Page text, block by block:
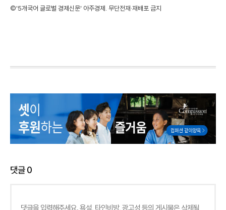
©'5개국어 글로벌 경제신문' 아주경제. 무단전재·재배포 금지
댓글0